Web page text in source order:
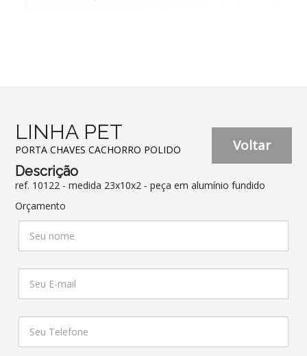
Voltar
LINHA PET
PORTA CHAVES CACHORRO POLIDO
Descrição
ref. 10122 - medida 23x10x2 - peça em alumínio fundido
Orçamento